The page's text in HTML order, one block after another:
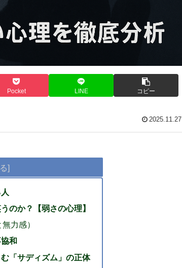
Pocket LINE コピー
2025.11.27
のか？【弱さの心理】
力感）
和
「サディズム」の正体